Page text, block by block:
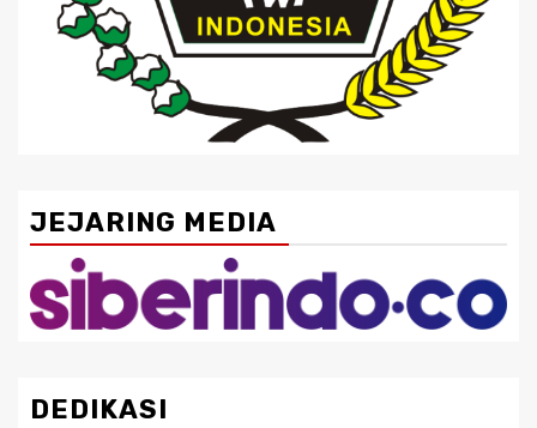
JEJARING MEDIA
DEDIKASI